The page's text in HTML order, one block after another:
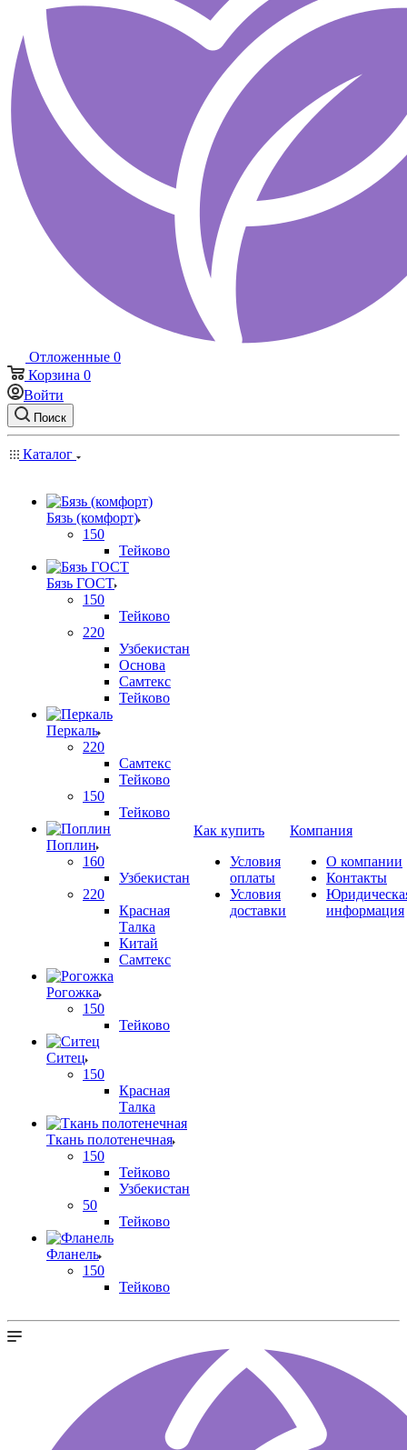
Отложенные 0
Корзина 0
Войти
Поиск
Каталог
Бязь (комфорт)
150
Тейково
Бязь ГОСТ
150
Тейково
220
Узбекистан
Основа
Самтекс
Тейково
Перкаль
220
Самтекс
Тейково
150
Тейково
Поплин
160
Узбекистан
220
Красная
Талка
Китай
Самтекс
Рогожка
150
Тейково
Ситец
150
Красная
Талка
Ткань полотенечная
150
Тейково
Узбекистан
50
Тейково
Фланель
150
Тейково
Как купить
Условия
оплаты
Условия
доставки
Компания
О компании
Контакты
информация